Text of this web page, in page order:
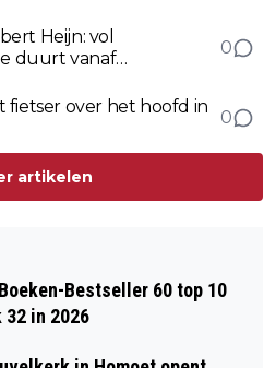
Heijn: vol
duurt vanaf
0
fietser over het hoofd in
0
artikelen
Bestseller 60 top 10
32 in 2026